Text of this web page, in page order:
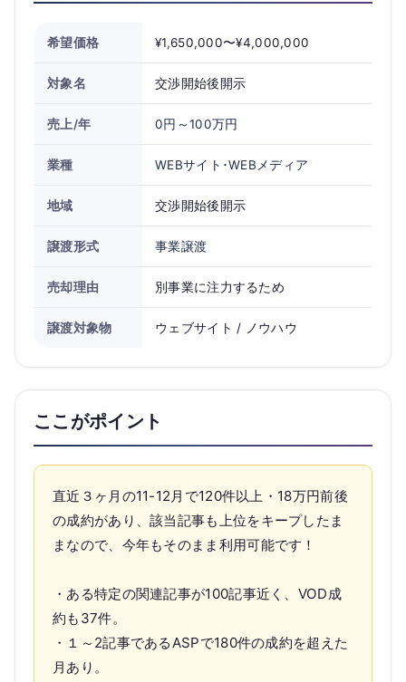
希望価格 ¥1,650,000〜¥4,000,000
対象名 交渉開始後開示
売上/年 0円～100万円
業種 WEBサイト･WEBメディア
地域 交渉開始後開示
譲渡形式 事業譲渡
売却理由 別事業に注力するため
譲渡対象物 ウェブサイト / ノウハウ
ここがポイント
直近３ヶ月の11-12月で120件以上・18万円前後
の成約があり、該当記事も上位をキープしたま
まなので、今年もそのまま利用可能です！
・ある特定の関連記事が100記事近く、VOD成
約も37件。
・１～2記事であるASPで180件の成約を超えた
月あり。